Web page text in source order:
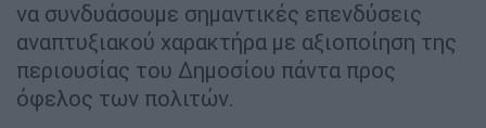
να συνδυάσουμε σημαντικές επενδύσεις
αναπτυξιακού χαρακτήρα με αξιοποίηση της
περιουσίας του Δημοσίου πάντα προς
όφελος των πολιτών.